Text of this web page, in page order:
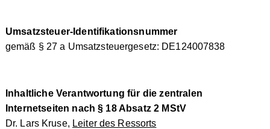
Umsatzsteuer-Identifikationsnummer
gemäß § 27 a Umsatzsteuergesetz: DE124007838
Inhaltliche Verantwortung für die zentralen
Internetseiten nach § 18 Absatz 2 MStV
Dr. Lars Kruse, Leiter des Ressorts